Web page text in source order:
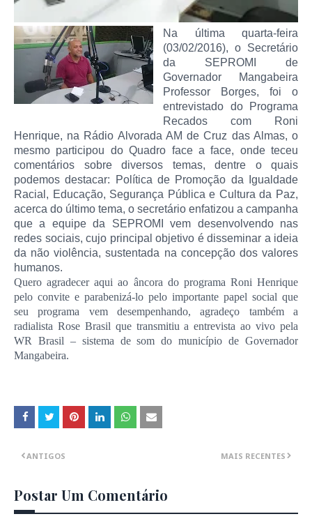
Na última quarta-feira
(03/02/2016), o Secretário
da SEPROMI de
Governador Mangabeira
Professor Borges, foi o
entrevistado do Programa
Recados com Roni
Henrique, na Rádio Alvorada AM de Cruz das Almas, o
mesmo participou do Quadro face a face, onde teceu
comentários sobre diversos temas, dentre o quais
podemos destacar: Política de Promoção da Igualdade
Racial, Educação, Segurança Pública e Cultura da Paz,
acerca do último tema, o secretário enfatizou a campanha
que a equipe da SEPROMI vem desenvolvendo nas
redes sociais, cujo principal objetivo é disseminar a ideia
da não violência, sustentada na concepção dos valores
humanos.
Quero agradecer aqui ao âncora do programa Roni Henrique
pelo convite e parabenizá-lo pelo importante papel social que
seu programa vem desempenhando, agradeço também a
radialista Rose Brasil que transmitiu a entrevista ao vivo pela
WR Brasil – sistema de som do município de Governador
Mangabeira.
MAIS RECENTES
ANTIGOS
Postar Um Comentário